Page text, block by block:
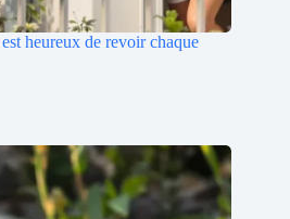
heureux de revoir chaque